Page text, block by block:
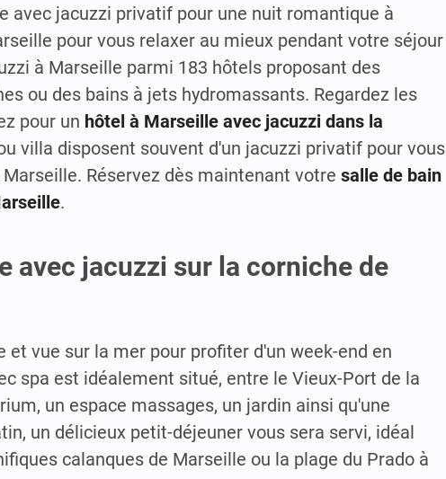
avec jacuzzi privatif pour une nuit romantique à
pour vous relaxer au mieux pendant votre séjour
à Marseille parmi 183 hôtels proposant des
ou des bains à jets hydromassants. Regardez les
pour un hôtel à Marseille avec jacuzzi dans la
villa disposent souvent d'un jacuzzi privatif pour vous
Réservez dès maintenant votre salle de bain
.
avec jacuzzi sur la corniche de
vue sur la mer pour profiter d'un week-end en
spa est idéalement situé, entre le Vieux-Port de la
un espace massages, un jardin ainsi qu'une
un délicieux petit-déjeuner vous sera servi, idéal
calanques de Marseille ou la plage du Prado à